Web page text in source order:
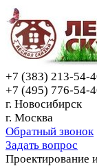
+7 (383) 213-54-
+7 (495) 776-54-
г. Новосибирск
г. Москва
Обратный звонок
Задать вопрос
Проектирование